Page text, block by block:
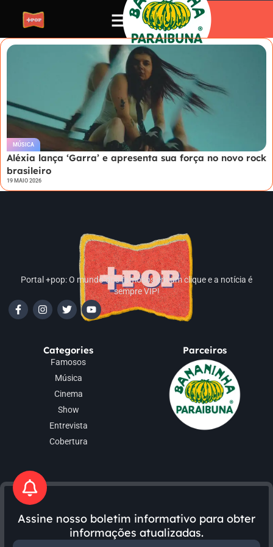
MÚSICA
Aléxia lança ‘Garra’ e apresenta sua força no novo rock
brasileiro
19 MAIO 2026
Portal +pop: O mundo dos famosos em um clique e a notícia é
sempre VIP!
Categories
Famosos
Música
Cinema
Show
Entrevista
Cobertura
Parceiros
Assine nosso boletim informativo para obter
informações atualizadas.